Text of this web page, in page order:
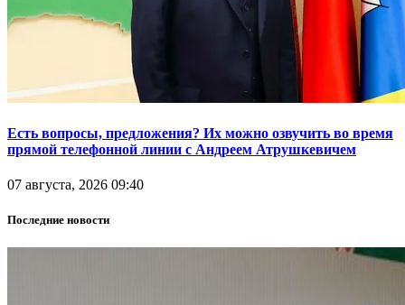
Есть вопросы, предложения? Их можно озвучить во время
прямой телефонной линии с Андреем Атрушкевичем
07 августа, 2026 09:40
Последние новости